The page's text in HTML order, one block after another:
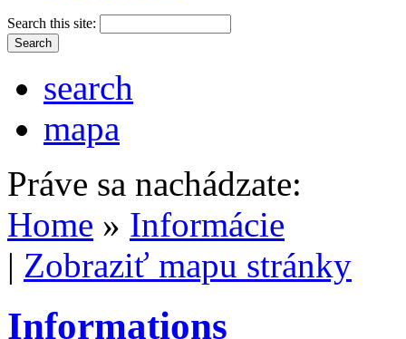
Search this site:
search
mapa
Práve sa nachádzate:
Home » Informácie
| Zobraziť mapu stránky
Informations